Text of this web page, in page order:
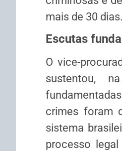
mais de 30 dias.
Escutas
O vice-
sustentou,
crimes foram
sistema
processo